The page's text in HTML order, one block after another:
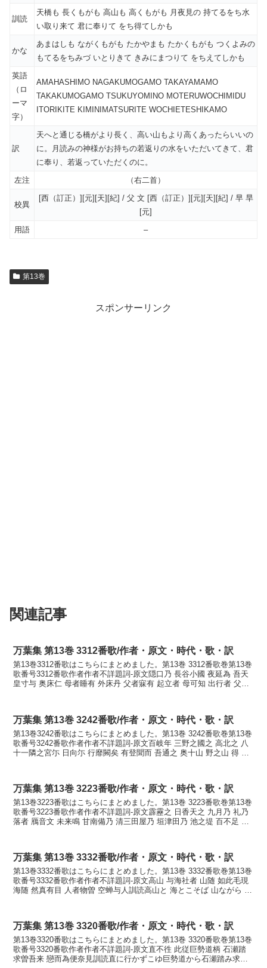
訓読
天橋も 長くもがも 高山も 高くもがも 月夜見の 持てるをち水
い取り来て 君に奉りて をち得てしかも
かな
あまはしも ながくもがも たかやまも たかくもがも つくよみの
もてるをちみづ いとりきて きみにまつりて をちえてしかも
英語
（ロ
ーマ
字）
AMAHASHIMO NAGAKUMOGAMO TAKAYAMAMO
TAKAKUMOGAMO TSUKUYOMINO MOTERUWOCHIMIDU
ITORIKITE KIMINIMATSURITE WOCHIETESHIKAMO
訳
天へと通じる橋がより長く、高い山もより高くあったらいいの
に。月読みの神様がお持ちの若返りの水をいただいてきて、君
に奉り、若返っていただくのに。
左注
（右二首）
校異
[西（訂正）][元][天][紀] / 父 文 [西（訂正）][元][天][紀] / 早 旱
[元]
用語
–
第13巻
スポンサーリンク
関連記事
万葉集 第13巻 3312番歌/作者・原文・時代・歌・訳
第13巻3312番歌はこちらにまとめました。第13巻 3312番歌巻第13巻
歌番号3312番歌作者作者不詳題詞-原文隠口乃 長谷小國 夜延為 吾天
皇寸与 奥床仁 母者睡有 外床丹 父者寐有 起立者 母可知 出行者 父可
万葉集 第13巻 3242番歌/作者・原文・時代・歌・訳
第13巻3242番歌はこちらにまとめました。第13巻 3242番歌巻第13巻
歌番号3242番歌作者作者不詳題詞-原文百岐年 三野之國之 高北之 八
十一隣之宮尓 日向尓 行靡闕矣 有登聞而 吾通之 奥十山 野之山 得 人
万葉集 第13巻 3223番歌/作者・原文・時代・歌・訳
第13巻3223番歌はこちらにまとめました。第13巻 3223番歌巻第13巻
歌番号3223番歌作者作者不詳題詞-原文霹靂之 日香天之 九月乃 礼乃
落者 鴈音文 未来鳴 甘南備乃 清三田屋乃 垣津田乃 池之堤 百不足 槻
万葉集 第13巻 3332番歌/作者・原文・時代・歌・訳
第13巻3332番歌はこちらにまとめました。第13巻 3332番歌巻第13巻
歌番号3332番歌作者作者不詳題詞-原文高山 与海社者 山随 如此毛現
海随 然真有目 人者物曽 空蝉与人訓読高山と 海とこそば 山ながら か
万葉集 第13巻 3320番歌/作者・原文・時代・歌・訳
第13巻3320番歌はこちらにまとめました。第13巻 3320番歌巻第13巻
歌番号3320番歌作者作者不詳題詞-原文直不徃 此従巨勢道柄 石瀬踏
求曽吾来 戀而為便奈見訓読直に行かずこゆ巨勢道から石瀬踏み求め